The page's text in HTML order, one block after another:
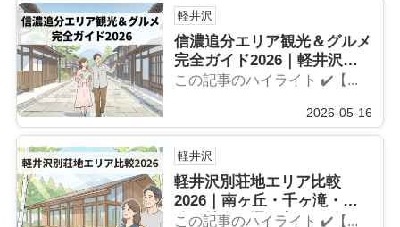
軽井沢
信濃追分エリア観光＆グルメ
完全ガイド2026｜軽井沢周
辺の穴場を地元民が厳選
この記事のハイライト ✔️【...
2026-05-16
軽井沢
軽井沢別荘地エリア比較
2026｜南ヶ丘・千ヶ滝・追
分の特徴と選び方
この記事のハイライト ✔️【...